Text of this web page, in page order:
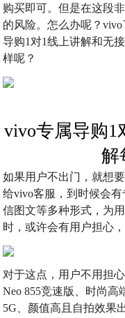
购买即可。但是在这段
的风险。怎么办呢？
导购1对1线上讲解和无
样呢？
vivo专属导购1
解
如果用户不出门，就想
给vivo客服，到时候会
信图文等多种形式，为
时，或许会有用户担心
对于这点，用户不用担
Neo 855竞速版、时尚
5G、颜值高且自拍效果